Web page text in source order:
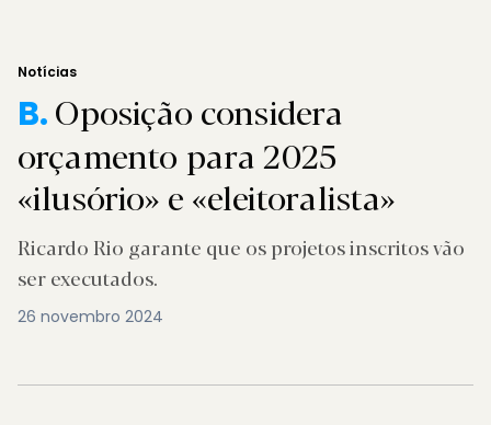
Notícias
B.Oposição considera
orçamento para 2025
«ilusório» e «eleitoralista»
Ricardo Rio garante que os projetos inscritos vão
ser executados.
26 novembro 2024